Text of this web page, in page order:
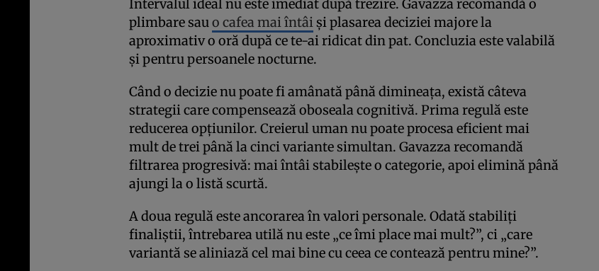
Intervalul ideal nu este imediat după trezire. Gavazza recomandă o
plimbare sauo cafea mai întâiși plasarea deciziei majore la
aproximativ o oră după ce te-ai ridicat din pat. Concluzia este valabilă
și pentru persoanele nocturne.
Când o decizie nu poate fi amânată până dimineața, există câteva
strategii care compensează oboseala cognitivă. Prima regulă este
reducerea opțiunilor. Creierul uman nu poate procesa eficient mai
mult de trei până la cinci variante simultan. Gavazza recomandă
filtrarea progresivă: mai întâi stabilește o categorie, apoi elimină până
ajungi la o listă scurtă.
A doua regulă este ancorarea în valori personale. Odată stabiliți
finaliștii, întrebarea utilă nu este „ce îmi place mai mult?”, ci „care
variantă se aliniază cel mai bine cu ceea ce contează pentru mine?”.